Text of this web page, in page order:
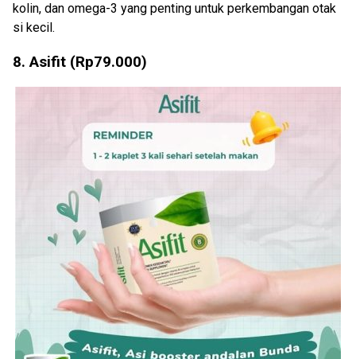
kolin, dan omega-3 yang penting untuk perkembangan otak
si kecil.
8. Asifit (Rp79.000)